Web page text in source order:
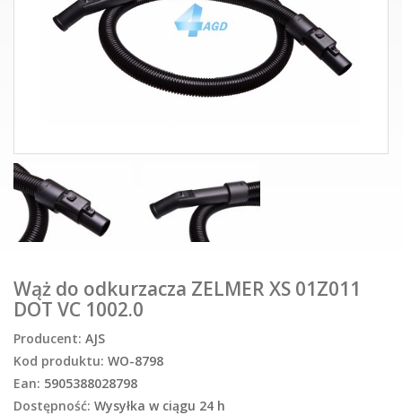
Wąż do odkurzacza ZELMER XS 01Z011
DOT VC 1002.0
Producent: AJS
Kod produktu: WO-8798
Ean: 5905388028798
Dostępność: Wysyłka w ciągu 24 h